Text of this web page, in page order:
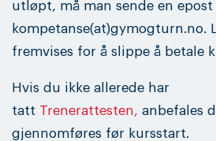
utløpt, må man sende en epost
kompetanse(at)gymogturn.no.
fremvises for å slippe å betale
Hvis du ikke allerede har
tatt Trenerattesten, anbefales
gjennomføres før kursstart.